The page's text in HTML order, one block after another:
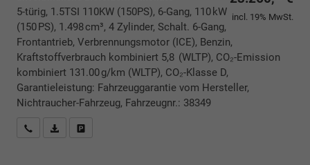
incl. 19% MwSt.
5-türig, 1.5TSI 110KW (150PS), 6-Gang, 110 kW
(150 PS), 1.498 cm³, 4 Zylinder, Schalt. 6-Gang,
Frontantrieb, Verbrennungsmotor (ICE), Benzin,
Kraftstoffverbrauch kombiniert 5,8 (WLTP), CO₂-Emission
kombiniert 131.00 g/km (WLTP), CO₂-Klasse D,
Garantieleistung: Fahrzeuggarantie vom Hersteller,
Nichtraucher-Fahrzeug, Fahrzeugnr.: 38349
Rückrufbitte absenden
PDF-Datei, Fahrzeugexposé drucken